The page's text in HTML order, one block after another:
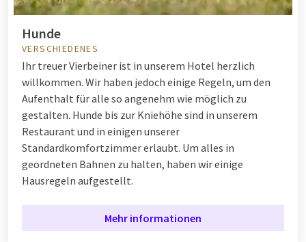
Hunde
VERSCHIEDENES
Ihr treuer Vierbeiner ist in unserem Hotel herzlich
willkommen. Wir haben jedoch einige Regeln, um den
Aufenthalt für alle so angenehm wie möglich zu
gestalten. Hunde bis zur Kniehöhe sind in unserem
Restaurant und in einigen unserer
Standardkomfortzimmer erlaubt. Um alles in
geordneten Bahnen zu halten, haben wir einige
Hausregeln aufgestellt.
Mehr informationen